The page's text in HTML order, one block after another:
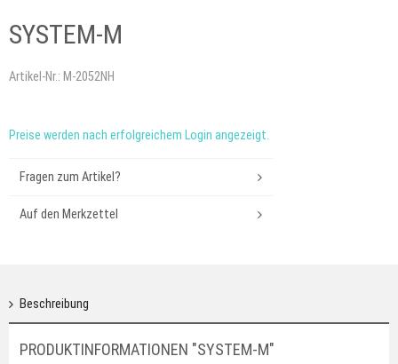
SYSTEM-M
Artikel-Nr.: M-2052NH
Preise werden nach erfolgreichem Login angezeigt.
Fragen zum Artikel?
Auf den Merkzettel
Beschreibung
PRODUKTINFORMATIONEN "SYSTEM-M"